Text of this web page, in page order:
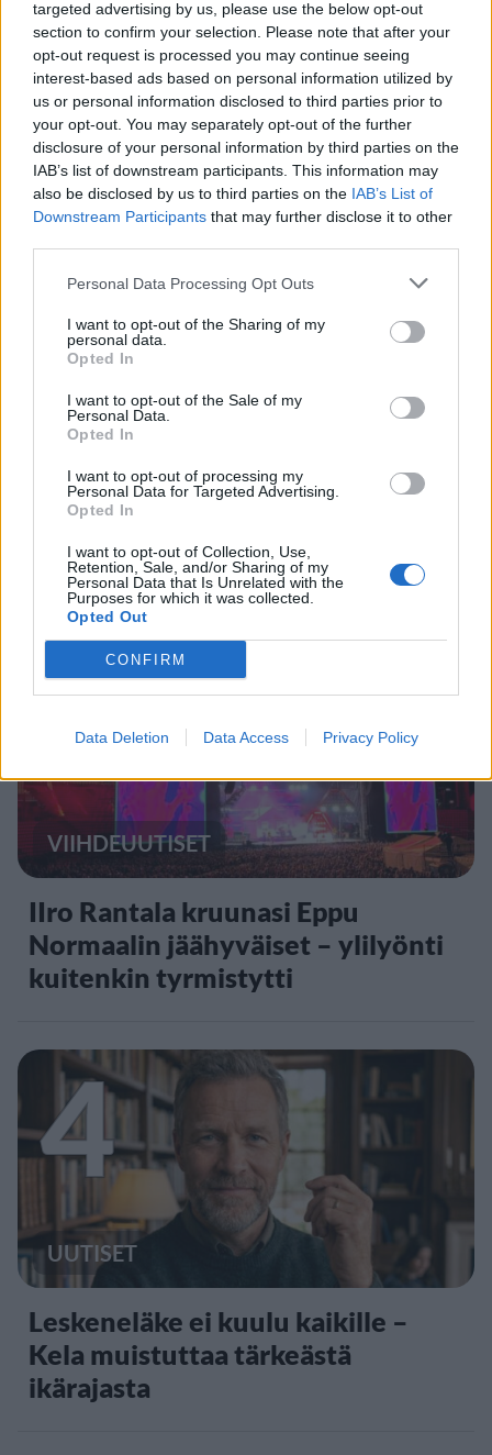
targeted advertising by us, please use the below opt-out
section to confirm your selection. Please note that after your
opt-out request is processed you may continue seeing
interest-based ads based on personal information utilized by
us or personal information disclosed to third parties prior to
your opt-out. You may separately opt-out of the further
disclosure of your personal information by third parties on the
IAB’s list of downstream participants. This information may
also be disclosed by us to third parties on the IAB’s List of
Downstream Participants that may further disclose it to other
Personal Data Processing Opt Outs
I want to opt-out of the Sharing of my
personal data.
Opted In
I want to opt-out of the Sale of my
Personal Data.
Opted In
I want to opt-out of processing my
Personal Data for Targeted Advertising.
Opted In
I want to opt-out of Collection, Use,
Retention, Sale, and/or Sharing of my
Personal Data that Is Unrelated with the
Purposes for which it was collected.
Opted Out
CONFIRM
Data Deletion Data Access Privacy Policy
Alexander Stubb ja Aleksander
Barkov juhlivat Eppu Normaalia –
yksityiskohta herätti huomiota
2
UUTISET
Työnantaja ei hyväksynyt
etälääkärin
ei maksettu sairausajan palkkaa
3
VIIHDEUUTISET
IIro Rantala kruunasi Eppu
Normaalin jäähyväiset – ylilyönti
kuitenkin tyrmistytti
4
UUTISET
Leskeneläke ei kuulu kaikille –
Kela muistuttaa tärkeästä
ikärajasta